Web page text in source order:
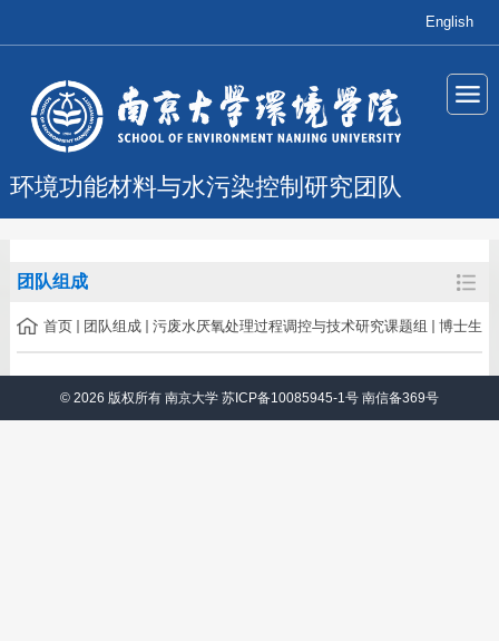
English
环境功能材料与水污染控制研究团队
团队组成
首页 团队组成 污废水厌氧处理过程调控与技术研究课题组 博士生
© 2026 版权所有 南京大学 苏ICP备10085945-1号 南信备369号